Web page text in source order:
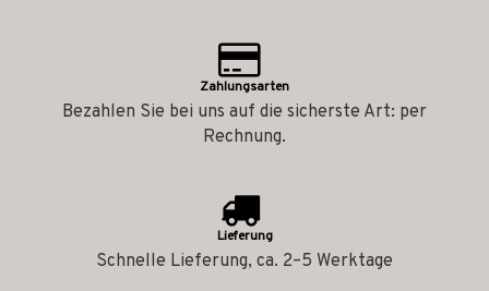
Zahlungsarten
Bezahlen Sie bei uns auf die sicherste Art: per
Rechnung.
Lieferung
Schnelle Lieferung, ca. 2–5 Werktage